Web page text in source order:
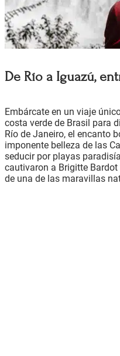
De Río a Iguazú,
Embárcate en un viaje
costa verde de Brasil para
Río de Janeiro, el encanto
imponente belleza de las
seducir por playas
cautivaron a Brigitte
de una de las maravillas